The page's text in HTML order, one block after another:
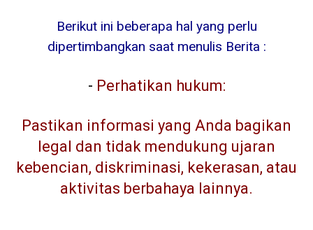
Berikut ini beberapa hal yang perlu
dipertimbangkan saat menulis Berita :
- Perhatikan hukum:
Pastikan informasi yang Anda bagikan
legal dan tidak mendukung ujaran
kebencian, diskriminasi, kekerasan, atau
aktivitas berbahaya lainnya.